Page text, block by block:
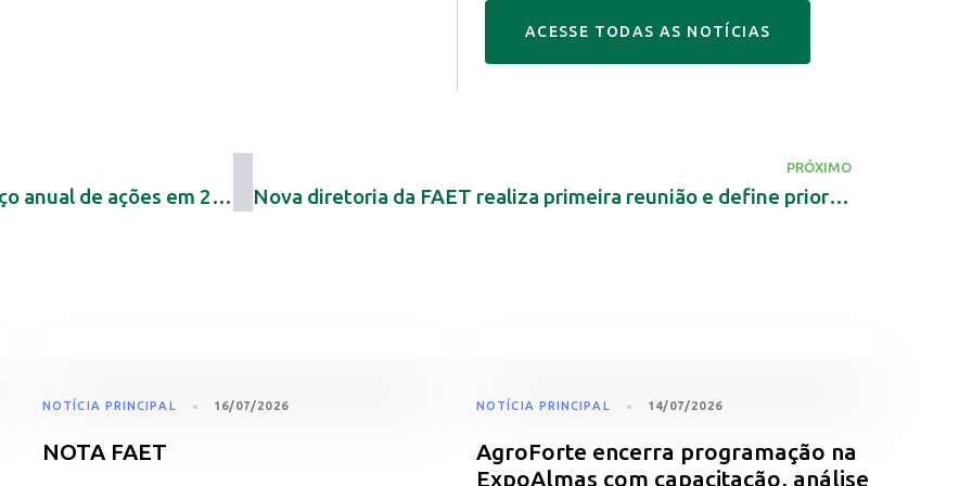
ACESSE TODAS AS N OTÍ CIAS
Sistema FAET/SENAR apresenta balanço anual de ações em 2025
PRÓXIMO
Nova diretoria da FAET realiza primeira reunião e define prioridades para 2026
NOTÍCIA PRINCIPAL 16/07/2026
NOTA FAET
NOTÍCIA PRINCIPAL 14/07/2026
AgroForte encerra programação na
ExpoAlmas com capacitação, análise